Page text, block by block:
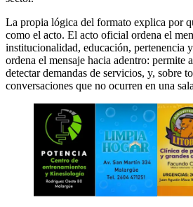
La propia lógica del formato explica por
como el acto. El acto oficial ordena el
institucionalidad, educación, pertenencia
ordena el mensaje hacia adentro: permite
detectar demandas de servicios, y, sobre
conversaciones que no ocurren en una